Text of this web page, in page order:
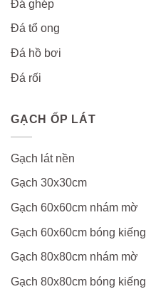
Đá ghép
Đá tổ ong
Đá hồ bơi
Đá rối
GẠCH ỐP LÁT
Gạch lát nền
Gạch 30x30cm
Gạch 60x60cm nhám mờ
Gạch 60x60cm bóng kiếng
Gạch 80x80cm nhám mờ
Gạch 80x80cm bóng kiếng